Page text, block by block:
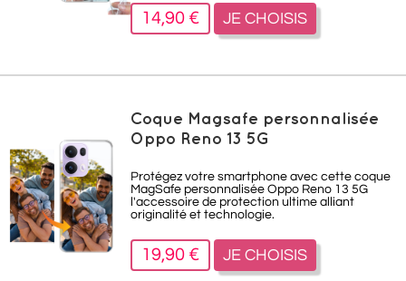
14,90 € JE CHOISIS
Coque Magsafe personnalisée
Oppo Reno 13 5G
Protégez votre smartphone avec cette coque
MagSafe personnalisée Oppo Reno 13 5G
l'accessoire de protection ultime alliant
originalité et technologie.
19,90 € JE CHOISIS